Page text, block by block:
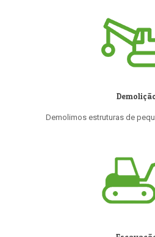
Demolimos estruturas de